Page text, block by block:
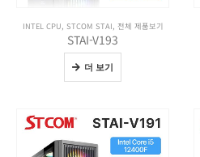
INTEL CPU, STCOM STAI, 전체 제품보기
STAI-V193
더 보기